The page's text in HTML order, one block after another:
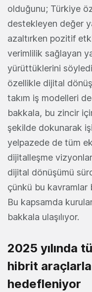
olduğunu; Türkiye
destekleyen değer
azaltırken pozitif
verimlilik sağlayan
yürüttüklerini
özellikle dijital
takım iş modelleri
bakkala, bu zincir
şekilde dokunarak
yelpazede de tüm
dijitalleşme
dijital dönüşümü
çünkü bu kavramlar
Bu kapsamda
bakkala ulaşılıyor.
2025 yılında
hibrit
hedefleniyor